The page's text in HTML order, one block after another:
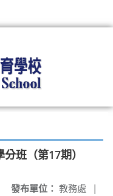
班（第17期）
發布單位： 教務處 |